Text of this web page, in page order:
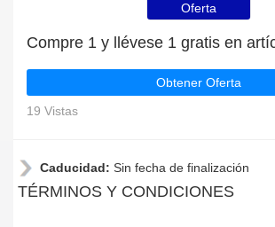
Oferta
Obtener Oferta
19 Vistas
Caducidad: Sin fecha de finalización
TÉRMINOS Y CONDICIONES